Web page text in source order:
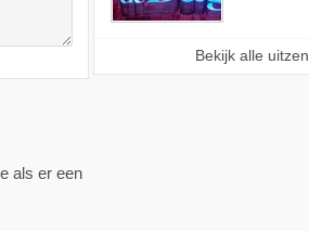
Bekijk alle
als er een